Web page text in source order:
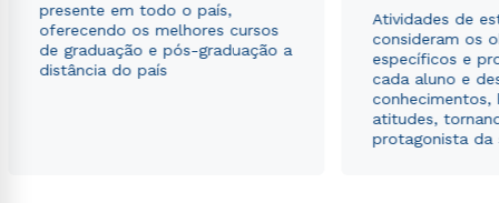
presente em todo o país,
oferecendo os melhores cursos
de graduação e pós-graduação a
distância do país
Atividades de
consideram os
específicos e
cada aluno e
conhecimentos,
atitudes,
protagonista da